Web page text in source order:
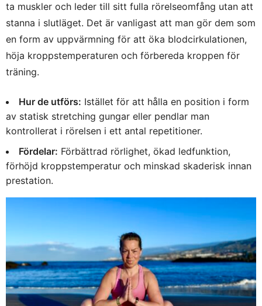
ta muskler och leder till sitt fulla rörelseomfång utan att
stanna i slutläget. Det är vanligast att man gör dem som
en form av uppvärmning för att öka blodcirkulationen,
höja kroppstemperaturen och förbereda kroppen för
träning.
Hur de utförs: Istället för att hålla en position i form
av statisk stretching gungar eller pendlar man
kontrollerat i rörelsen i ett antal repetitioner.
Fördelar: Förbättrad rörlighet, ökad ledfunktion,
förhöjd kroppstemperatur och minskad skaderisk innan
prestation.